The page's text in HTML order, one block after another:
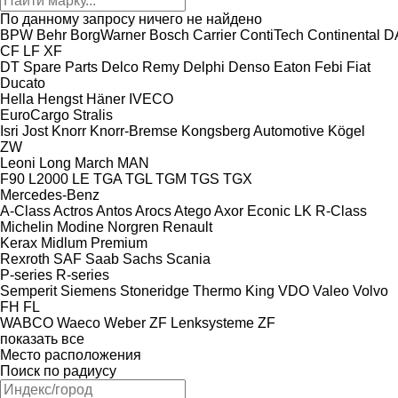
По данному запросу ничего не найдено
BPW Behr BorgWarner Bosch Carrier ContiTech Continental
CF LF XF
DT Spare Parts Delco Remy Delphi Denso Eaton Febi Fiat
Ducato
Hella Hengst Häner IVECO
EuroCargo Stralis
Isri Jost Knorr Knorr-Bremse Kongsberg Automotive Kögel
ZW
Leoni Long March MAN
F90 L2000 LE TGA TGL TGM TGS TGX
Mercedes-Benz
A-ClassActrosAntosArocsAtegoAxor Econic LK R-Class
Michelin Modine Norgren Renault
Kerax Midlum Premium
Rexroth SAF Saab Sachs Scania
P-series R-series
Semperit Siemens Stoneridge Thermo King VDO Valeo Volvo
FH FL
WABCO Waeco Weber ZF Lenksysteme ZF
показать все
Место расположения
Поиск по радиусу